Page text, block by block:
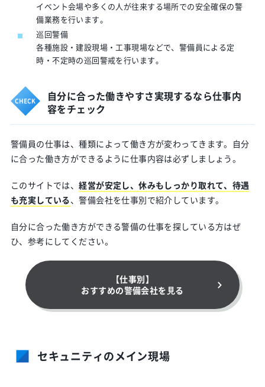
イベント会場や多くの人が往来する場所での安全確保の警
備業務を行います。
巡回警備
各種施設・建設現場・工事現場などで、警備員による定
時・不定時の巡回警戒を行います。
自分に合った働きやすさ実現するなら仕事内
容をチェック
警備員の仕事は、種類によって働き方が変わってきます。自分
に合った働き方ができるように仕事内容は必ずしましょう。
このサイトでは、経営が安定し、休みもしっかり取れて、待遇
も充実している、警備会社を仕事別で紹介しています。
自分に合った働き方ができる警備の仕事を探している方はぜ
ひ、参考にしてください。
【仕事別】
おすすめの警備会社を⾒る
セキュニティのメイン現場